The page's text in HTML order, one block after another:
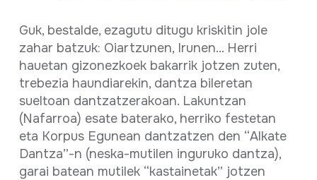
Guk, bestalde, ezagutu ditugu kriskitin jole
zahar batzuk: Oiartzunen, Irunen... Herri
hauetan gizonezkoek bakarrik jotzen zuten,
trebezia haundiarekin, dantza bileretan
sueltoan dantzatzerakoan. Lakuntzan
(Nafarroa) esate baterako, herriko festetan
eta Korpus Egunean dantzatzen den “Alkate
Dantza”-n (neska-mutilen inguruko dantza),
garai batean mutilek “kastainetak” jotzen